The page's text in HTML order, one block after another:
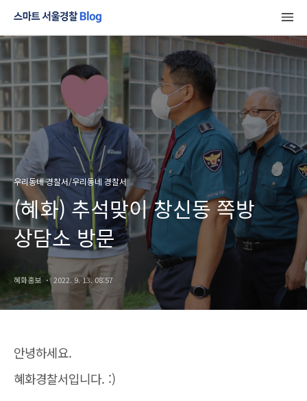
우리동네 경찰서/우리동네 경찰서
(혜화) 추석맞이 창신동 쪽방
상담소 방문
혜화홍보 2022. 9. 13. 08:57
안녕하세요.
혜화경찰서입니다. :)